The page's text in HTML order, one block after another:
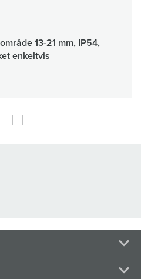
13-21 mm, IP54,
enkeltvis